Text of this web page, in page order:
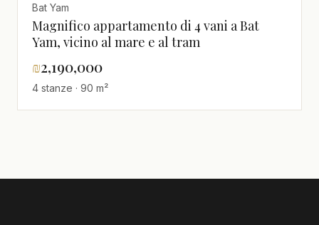
Bat Yam
Magnifico appartamento di 4 vani a Bat
Yam, vicino al mare e al tram
₪2,190,000
4 stanze · 90 m²